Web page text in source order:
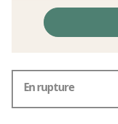
En rupture